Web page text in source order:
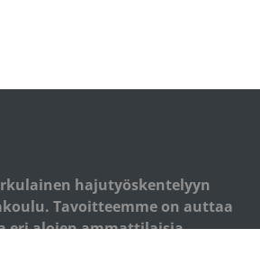
hajutyöskentelyyn
Tavoitteemme on auttaa
eri alojen ammattilaisia